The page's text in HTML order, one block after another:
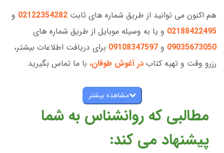
هم اکنون می توانید از طریق شماره های ثابت 02122354282 و
02188422495 و یا به وسیله موبایل از طریق شماره های
09035673050 و 09108347597 برای دریافت اطلاعات بیشتر،
رزرو وقت و تهیه کتاب در آغوش طوفان، با ما تماس بگیرید.
مشاهده بیشتر
مطالبی که روانشناس به شما
پیشنهاد می کند: